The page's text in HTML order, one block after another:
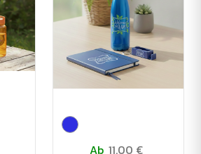
Ab 11.00 €